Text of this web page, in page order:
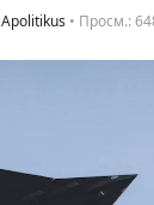
Apolitikus • Просм.: